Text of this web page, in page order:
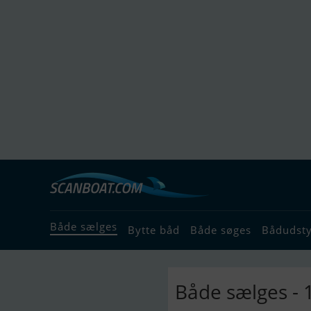
Både sælges Bytte båd Både søges
Både sælges -